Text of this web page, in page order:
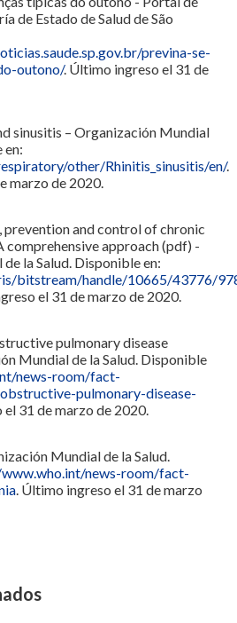
de Estado de Salud de São
previna-se-
outono/. Último ingreso el 31 de
sinusitis – Organización Mundial
en:
other/Rhinitis_sinusitis/en/.
marzo de 2020.
prevention and control of chronic
comprehensive approach (pdf) -
la Salud. Disponible en:
bitstream/handle/10665/43776/
el 31 de marzo de 2020.
pulmonary disease
Mundial de la Salud. Disponible
news-room/fact-
pulmonary-disease-
31 de marzo de 2020.
Mundial de la Salud.
news-room/fact-
. Último ingreso el 31 de marzo